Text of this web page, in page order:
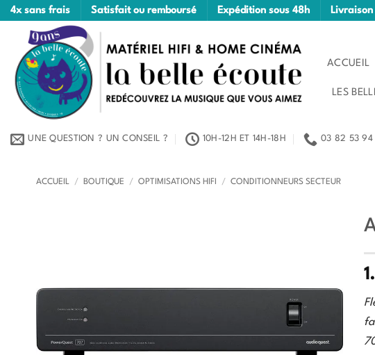
Passer
contenu
4x sans frais Satisfait ou remboursé Expédition sous 48h
ACCUEIL
LES
UNE QUESTION ? UN CONSEIL ? 10H-12H ET 14H-18H 03 82 53 94
ACCUEIL / BOUTIQUE / OPTIMISATIONS HIFI / CONDITIONNEURS SECTEUR